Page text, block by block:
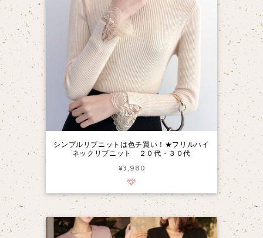
シンプルリブニットは色チ買い！★フリルハイ
ネックリブニット ２０代・３０代
¥3,980